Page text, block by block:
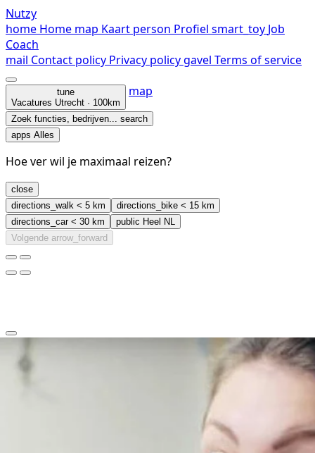
Nutzy
home Home map Kaart person Profiel smart_toy Job
Coach
mail Contact policy Privacy policygavel Terms of service
tune
Vacatures Utrecht · 100km
map
Zoek functies, bedrijven... search
apps Alles
Hoe ver wil je maximaal reizen?
close
directions_walk < 5 km directions_bike < 15 km
directions_car< 30 km public Heel NL
Volgende arrow_forward
favorite